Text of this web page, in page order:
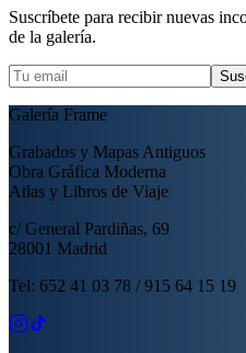
Suscríbete para recibir nuevas
de la galería.
Galería Frame
Grabados y Mapas Antiguos
Obra Gráfica Moderna
Atlas y Libros de Viaje
c/ General Pardiñas, 69
28001 Madrid
Tel: 652 41 03 78 / 915 64 15 19